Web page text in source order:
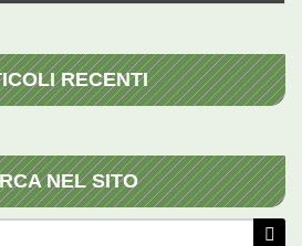
RECENTI
NEL SITO